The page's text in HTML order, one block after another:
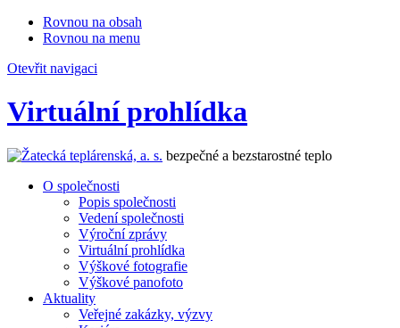
Rovnou na obsah
Rovnou na menu
Otevřit navigaci
Virtuální prohlídka
bezpečné a bezstarostné teplo
O společnosti
Popis společnosti
Vedení společnosti
Výroční zprávy
Virtuální prohlídka
Výškové fotografie
Výškové panofoto
Aktuality
Veřejné zakázky, výzvy